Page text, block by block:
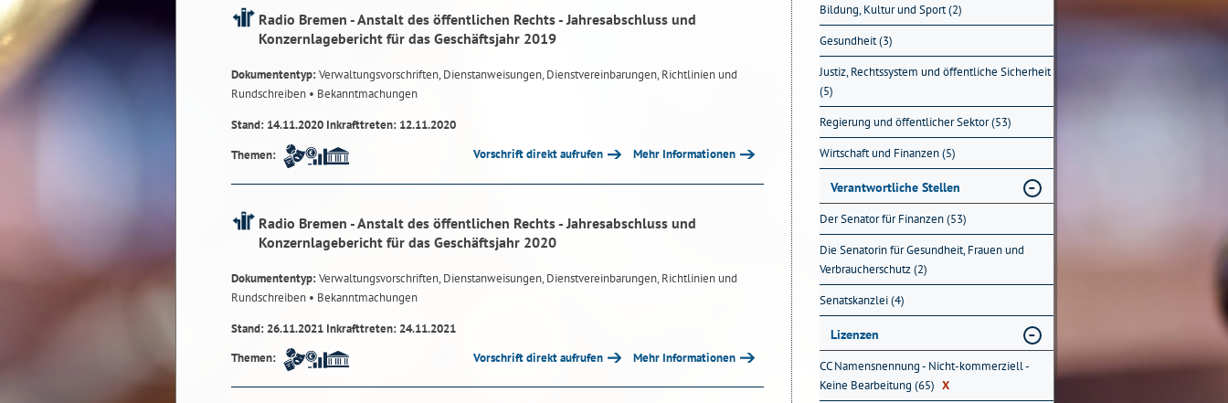
Radio Bremen - Anstalt des öffentlichen Rechts - Jahresabschluss und
Konzernlagebericht für das Geschäftsjahr 2019
Dokumententyp:Verwaltungsvorschriften, Dienstanweisungen, Dienstvereinbarungen, Richtlinien und
Rundschreiben • Bekanntmachungen
Stand: 14.11.2020 Inkrafttreten: 12.11.2020
Themen:
Vorschrift direkt aufrufen Mehr Informationen
Radio Bremen - Anstalt des öffentlichen Rechts - Jahresabschluss und
Konzernlagebericht für das Geschäftsjahr 2020
Dokumententyp:Verwaltungsvorschriften, Dienstanweisungen, Dienstvereinbarungen, Richtlinien und
Rundschreiben • Bekanntmachungen
Stand: 26.11.2021 Inkrafttreten: 24.11.2021
Themen:
Vorschrift direkt aufrufen Mehr Informationen
Bildung, Kultur und Sport (2)
Gesundheit (3)
Justiz, Rechtssystem und öffentliche Sicherheit
(5)
Regierung und öffentlicher Sektor (53)
Wirtschaft und Finanzen (5)
Verantwortliche Stellen
Der Senator für Finanzen (53)
Die Senatorin für Gesundheit, Frauen und
Verbraucherschutz (2)
Senatskanzlei (4)
Lizenzen
CC Namensnennung - Nicht-kommerziell -
Keine Bearbeitung (65) X